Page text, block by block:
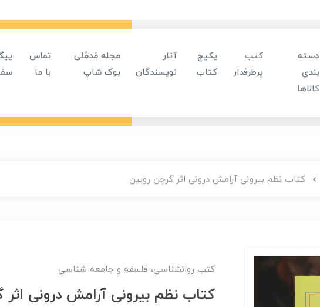
دسته
بندی
کالاها
کتب
پرطرفدار
پکیج
کتاب
آثار
نویسندگان
مجله مَدمُلی
بوک شاپ
تماس
با ما
کتاب نظم بیرونی آرامش درونی اثر گرچن روبین
کتب روانشناسی، فلسفه و جامعه شناسی
کتاب نظم بیرونی آرامش درونی اثر